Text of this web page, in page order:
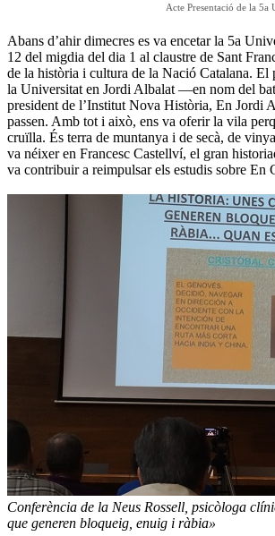
Acte Presentació de la 5a
Abans d’ahir dimecres es va encetar la 5a
12 del migdia del dia 1 al claustre de Sant
de la història i cultura de la Nació Catalana. El
la Universitat en Jordi Albalat ―en nom del
president de l’Institut Nova Història, En Jordi
passen. Amb tot i això, ens va oferir la vila
cruïlla. És terra de muntanya i de secà, de
va néixer en Francesc Castellví, el gran
va contribuir a reimpulsar els estudis sobre En
Conferència de la Neus Rossell, psicòloga
que generen bloqueig, enuig i ràbia»